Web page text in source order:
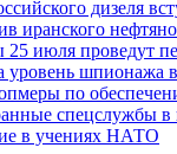
дизеля
иранского
июля проведут
уровень шпионажа
по
спецслужбы в
в учениях НАТО